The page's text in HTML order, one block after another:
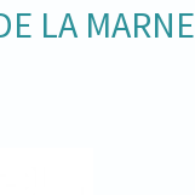
LA MARNE